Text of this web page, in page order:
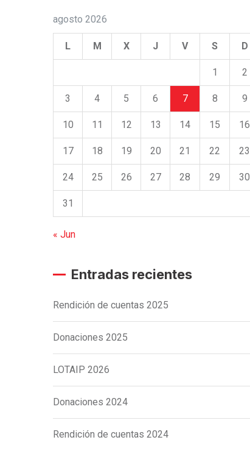
agosto 2026
L M X J V S D
1 2
3 4 5 6 7 8 9
10 11 12 13 14 15 16
17 18 19 20 21 22 23
24 25 26 27 28 29 30
31
« Jun
Entradas recientes
Rendición de cuentas 2025
Donaciones 2025
LOTAIP 2026
Donaciones 2024
Rendición de cuentas 2024